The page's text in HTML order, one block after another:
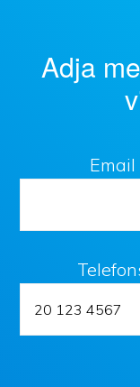
Adja